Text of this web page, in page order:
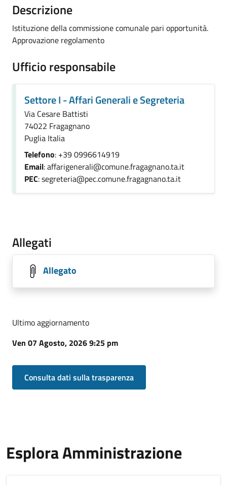
Descrizione
Istituzione della commissione comunale pari opportunità.
Approvazione regolamento
Ufficio responsabile
Settore I - Affari Generali e Segreteria
Via Cesare Battisti
74022 Fragagnano
Puglia Italia
Telefono: +39 0996614919
Email: affarigenerali@comune.fragagnano.ta.it
PEC: segreteria@pec.comune.fragagnano.ta.it
Allegati
Allegato
Ultimo aggiornamento
Ven 07 Agosto, 2026 9:25 pm
Consulta dati sulla trasparenza
Esplora Amministrazione